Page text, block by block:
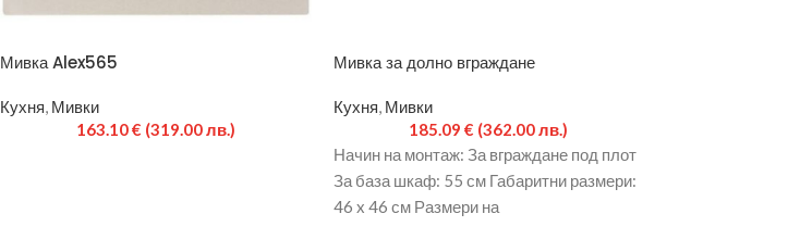
Мивка Alex565
Кухня, Мивки
163.10€ (319.00 лв.)
Мивка за долно вграждане
Кухня, Мивки
185.09€ (362.00 лв.)
Начин на монтаж: За вграждане под плот
За база шкаф: 55 см Габаритни размери:
46 x 46 см Размери на